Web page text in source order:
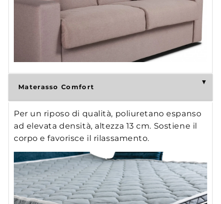
Materasso Comfort
Per un riposo di qualità, poliuretano espanso
ad elevata densità, altezza 13 cm. Sostiene il
corpo e favorisce il rilassamento.